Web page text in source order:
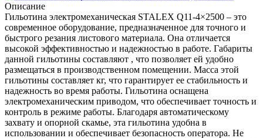
Описание
Гильотина электромеханическая STALEX Q11-4×2500 – это
современное оборудование, предназначенное для точного и
быстрого резания листового материала. Она отличается
высокой эффективностью и надежностью в работе. Габариты
данной гильотины составляют , что позволяет ей удобно
размещаться в производственном помещении. Масса этой
гильотины составляет кг, что гарантирует ее стабильность и
надежность во время работы. Гильотина оснащена
электромеханическим приводом, что обеспечивает точность и
контроль в режиме работы. Благодаря автоматическому
захвату и опорной скамье, эта гильотина удобна в
использовании и обеспечивает безопасность оператора. Не